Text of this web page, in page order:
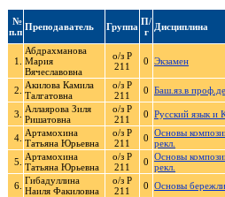
№
п.п Преподаватель Группа П/
г
Дисциплина
1.
Абдрахманова
Мария
Вячеславовна
о/з Р
211
0 Экзамен
2.
Акилова Камила
Талгатовна
о/з Р
211
0 Баш.яз.в
3.
Аллаярова Зиля
Ришатовна
о/з Р
211
0 Русский язык и
4. Артамохина
Татьяна Юрьевна
о/з Р
211
0 Основы
рекл.
5.
Артамохина
Татьяна Юрьевна
о/з Р
211
0 Основы
рекл.
6. Гибадуллина
Наиля Факиловна
о/з Р
211
0 Основы